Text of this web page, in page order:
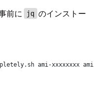
前に jq のインストー
ami-xxxxxxxx ami-